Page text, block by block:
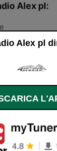
Alex pl:
Ultimi 30 giorni
muzyka,
Drąg
Stirling
Alex pl